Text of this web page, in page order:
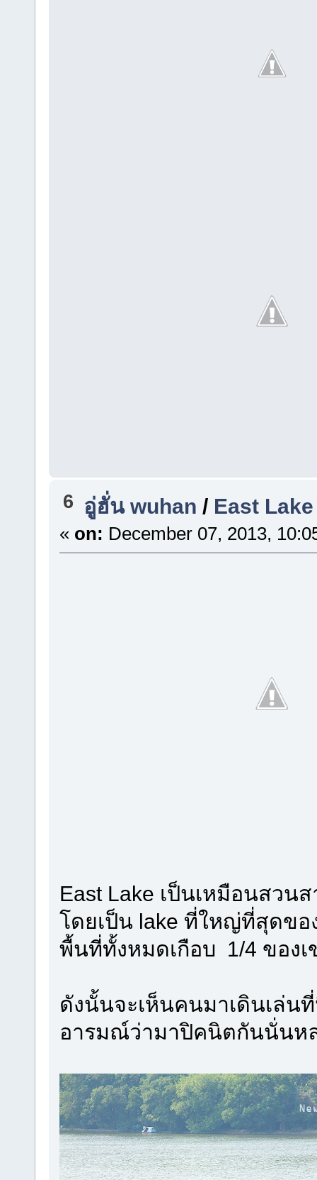
6 อู่ฮั่น wuhan / East
« on: December 07, 2013,
East Lake เป็นเหมือนสวน
โดยเป็น lake ที่ใหญ่ที่สุดข
พื้นที่ทั้งหมดเกือบ 1/4 ของเ
ดังนั้นจะเห็นคนมาเดินเล่น
อารมณ์ว่ามาปิคนิตกันนั่นห